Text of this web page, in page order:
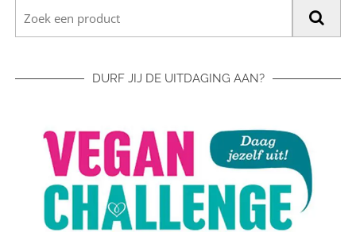
DURF JIJ DE UITDAGING AAN?